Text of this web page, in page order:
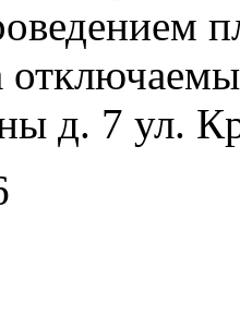
д. 7 ул.